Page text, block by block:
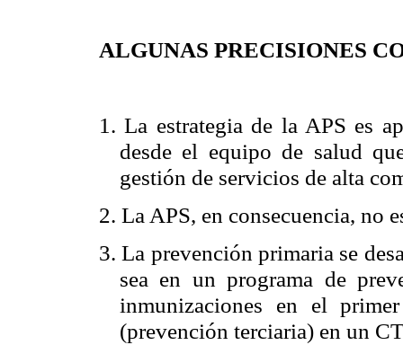
ALGUNAS PRECISIONES
1. La estrategia de la APS es
desde el equipo de salud
gestión de servicios de alta
2. La APS, en consecuencia, no
3. La prevención primaria se
sea en un programa de
inmunizaciones en el
(prevención terciaria) en un